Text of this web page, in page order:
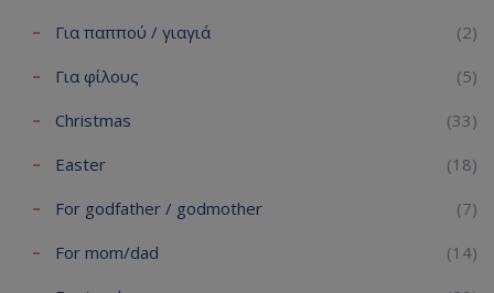
Για παππού / γιαγιά
(2)
Για φίλους
(5)
Christmas
(33)
Easter
(18)
For godfather / godmother
(7)
For mom/dad
(14)